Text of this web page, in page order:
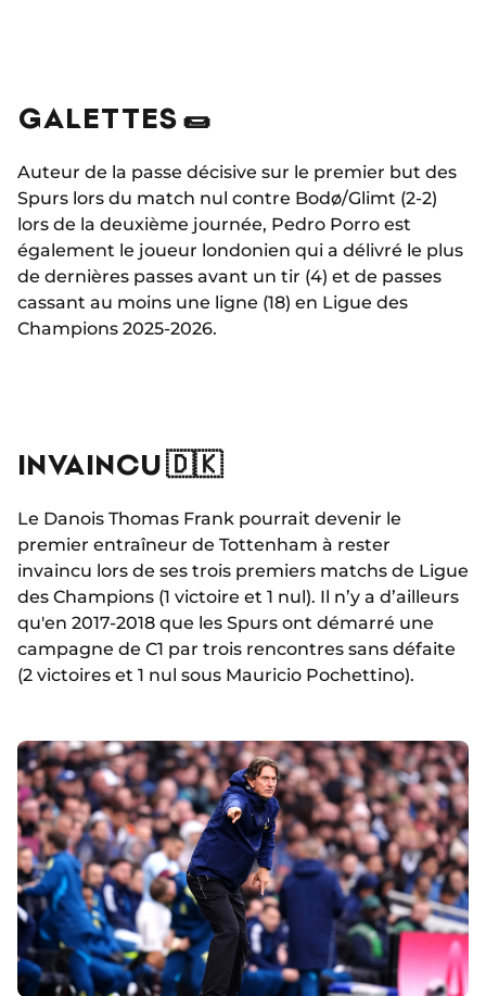
GALETTES 🌯
Auteur de la passe décisive sur le premier but des
Spurs lors du match nul contre Bodø/Glimt (2-2)
lors de la deuxième journée, Pedro Porro est
également le joueur londonien qui a délivré le plus
de dernières passes avant un tir (4) et de passes
cassant au moins une ligne (18) en Ligue des
Champions 2025-2026.
INVAINCU 🇩🇰
Le Danois Thomas Frank pourrait devenir le
premier entraîneur de Tottenham à rester
invaincu lors de ses trois premiers matchs de Ligue
des Champions (1 victoire et 1 nul). Il n’y a d’ailleurs
qu'en 2017-2018 que les Spurs ont démarré une
campagne de C1 par trois rencontres sans défaite
(2 victoires et 1 nul sous Mauricio Pochettino).